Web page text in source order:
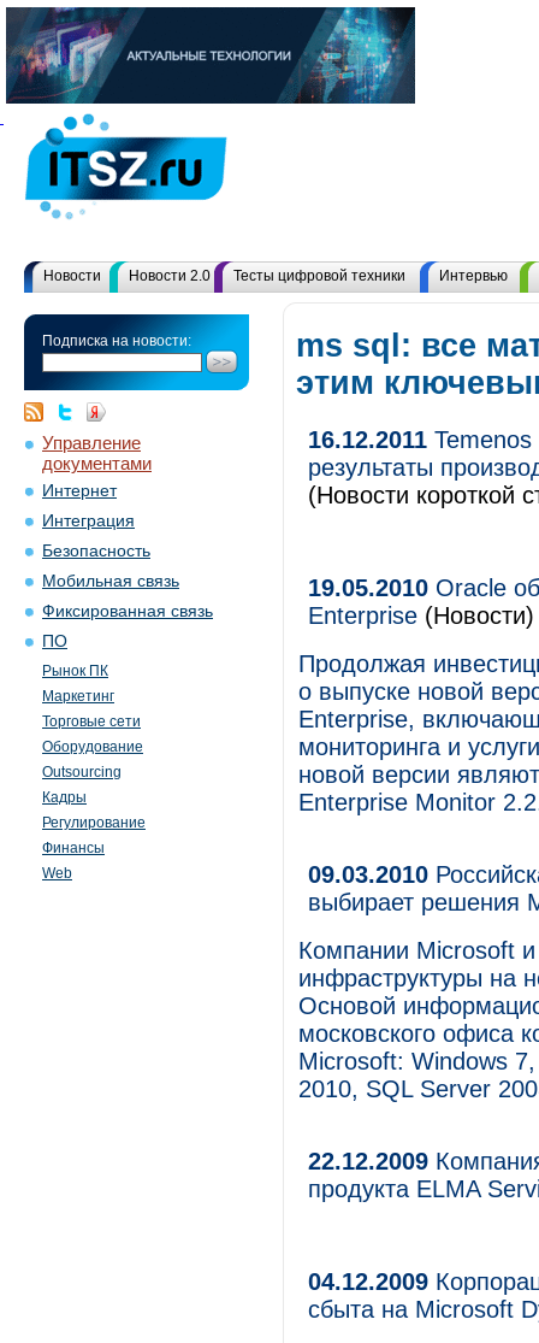
Новости Новости 2.0 Тесты цифровой техники Интервью
Подписка на новости:
Управление
документами
Интернет
Интеграция
Безопасность
Мобильная связь
Фиксированная связь
ПО
Рынок ПК
Маркетинг
Торговые сети
Оборудование
Outsourcing
Кадры
Регулирование
Финансы
Web
ms sql: все
этим
16.12.2011
результаты
(Новости короткой
19.05.2010 Oracle
Enterprise (Новости)
Продолжая
о выпуске новой
Enterprise,
мониторинга и
новой версии
Enterprise Monitor
09.03.2010
выбирает решения
Компании Microsoft
инфраструктуры на
Основой
московского офиса
Microsoft: Windows
2010, SQL Server
22.12.2009
продукта ELMA
04.12.2009
сбыта на Microsoft